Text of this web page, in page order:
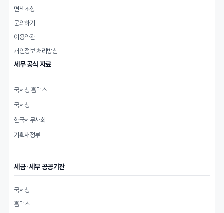
면책조항
문의하기
이용약관
개인정보 처리방침
세무 공식 자료
국세청 홈택스
국세청
한국세무사회
기획재정부
세금·세무 공공기관
국세청
홈택스